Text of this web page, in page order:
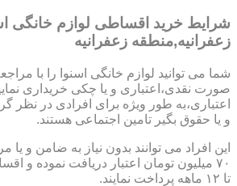
شرایط خرید اقساطی لوازم خانگی
زعفرانیه,منطقه زعفرانیه
شما می توانید لوازم خانگی اسنوا را با
صورت نقدی،اعتباری و یا چکی خریداری
اعتباری،به طور ویژه برای افرادی در نظر
و یا حقوق بگیر تامین اجتماعی هستند.
این افراد می توانند بدون نیاز به ضامن و یا
تا ۱۲ ماهه پرداخت نمایند.